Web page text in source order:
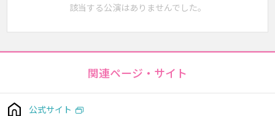
該当する公演はありませんでした。
関連ページ・サイト
公式サイト